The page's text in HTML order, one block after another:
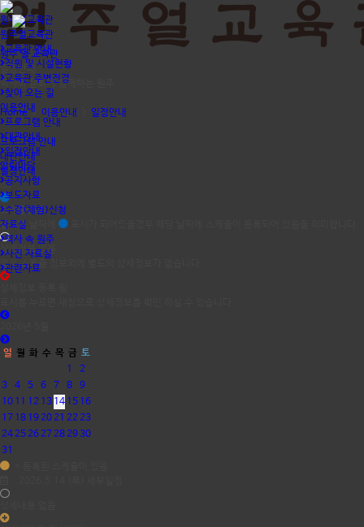
원주얼교육관
원주얼교육관
교육관 안내
직원 및 시설현황
교육관 주변전경
찾아 오는 길
이용안내
프로그램 안내
대관안내
일정안내
알림마당
공지사항
보도자료
수강(체험)신청
자료실
역사 속 원주
사진 자료실
관련자료
원주 얼 교육관
일정안내
역사와 문화가 함께하는 원주
Home> 이용안내 일정안내
프로그램 안내
대관안내
일정안내
dd
스케쥴등록
달력의 날짜에
상세정보 없음
짧은 스케쥴 정보외에 별도의 상세정보가 없습니다.
일 월 화 수 목 금 토
1
2
3
4 5 6 7 8
9
10 11 12 13 14 15 16
17 18 192021 2223
24252627 282930
31